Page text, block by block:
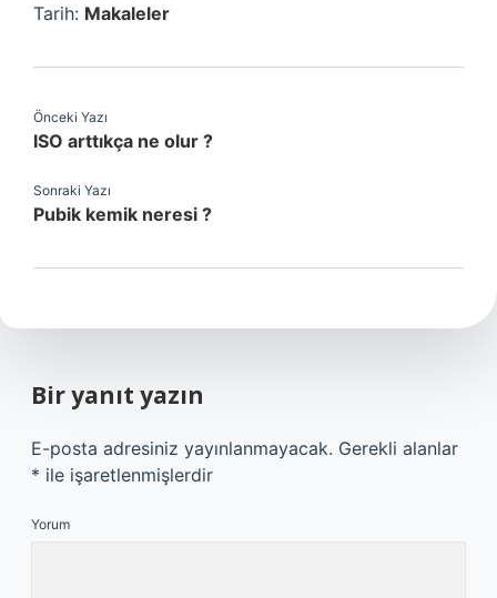
Tarih: Makaleler
Önceki Yazı
ISO arttıkça ne olur ?
Sonraki Yazı
Pubik kemik neresi ?
Bir yanıt yazın
E-posta adresiniz yayınlanmayacak. Gerekli alanlar
* ile işaretlenmişlerdir
Yorum